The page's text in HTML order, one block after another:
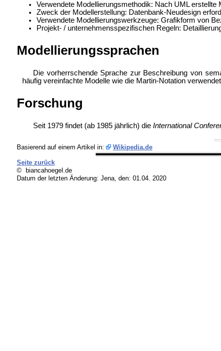
Verwendete Modellierungsmethodik: Nach UML erstellte
Zweck der Modellerstellung: Datenbank-Neudesign
Verwendete Modellierungswerkzeuge: Grafikform von
Projekt- / unternehmensspezifischen Regeln:
Modellierungssprachen
Die vorherrschende Sprache zur Beschreibung von
häufig vereinfachte Modelle wie die Martin-Notation
Forschung
Seit 1979 findet (ab 1985 jährlich) die International
Basierend auf einem Artikel in: Wikipedia.de
Seite zurück
© biancahoegel.de
Datum der letzten Änderung: Jena, den: 01.04. 2020